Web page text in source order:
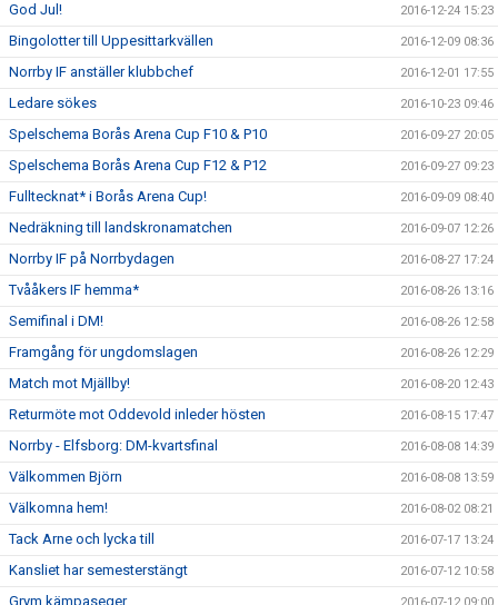
God Jul! 2016-12-24 15:23
Bingolotter till Uppesittarkvällen 2016-12-09 08:36
Norrby IF anställer klubbchef 2016-12-01 17:55
Ledare sökes 2016-10-23 09:46
Spelschema Borås Arena Cup F10 & P10 2016-09-27 20:05
Spelschema Borås Arena Cup F12 & P12 2016-09-27 09:23
Fulltecknat* i Borås Arena Cup! 2016-09-09 08:40
Nedräkning till landskronamatchen 2016-09-07 12:26
Norrby IF på Norrbydagen 2016-08-27 17:24
Tvååkers IF hemma* 2016-08-26 13:16
Semifinal i DM! 2016-08-26 12:58
Framgång för ungdomslagen 2016-08-26 12:29
Match mot Mjällby! 2016-08-20 12:43
Returmöte mot Oddevold inleder hösten 2016-08-15 17:47
Norrby - Elfsborg: DM-kvartsfinal 2016-08-08 14:39
Välkommen Björn 2016-08-08 13:59
Välkomna hem! 2016-08-02 08:21
Tack Arne och lycka till 2016-07-17 13:24
Kansliet har semesterstängt 2016-07-12 10:58
Grym kämpaseger